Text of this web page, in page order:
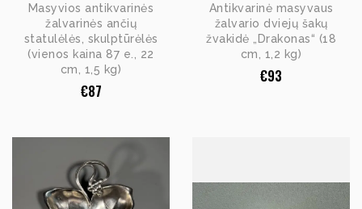
Masyvios antikvarinės
žalvarinės ančių
statulėlės, skulptūrėlės
(vienos kaina 87 e., 22
cm, 1,5 kg)
€87
Antikvarinė masyvaus
žalvario dviejų šakų
žvakidė „Drakonas“ (18
cm, 1,2 kg)
€93